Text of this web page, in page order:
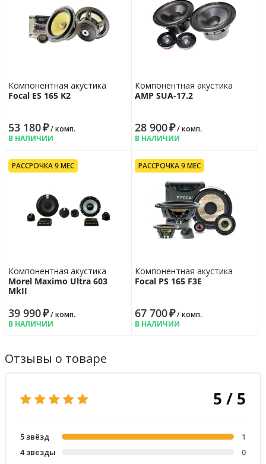
Компонентная акустика
Focal ES 165 K2
53 180₽/ комп.
В НАЛИЧИИ
Компонентная акустика
AMP SUA-17.2
28 900₽/ комп.
В НАЛИЧИИ
РАССРОЧКА 9 МЕС
Компонентная акустика
Morel Maximo Ultra 603
MkII
39 990₽/ комп.
В НАЛИЧИИ
РАССРОЧКА 9 МЕС
Компонентная акустика
Focal PS 165 F3E
67 700₽/ комп.
В НАЛИЧИИ
Отзывы о товаре
5 / 5
5 звёзд
1
4 звезды
0